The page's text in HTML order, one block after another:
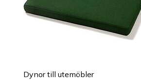
Dynor till utemöbler